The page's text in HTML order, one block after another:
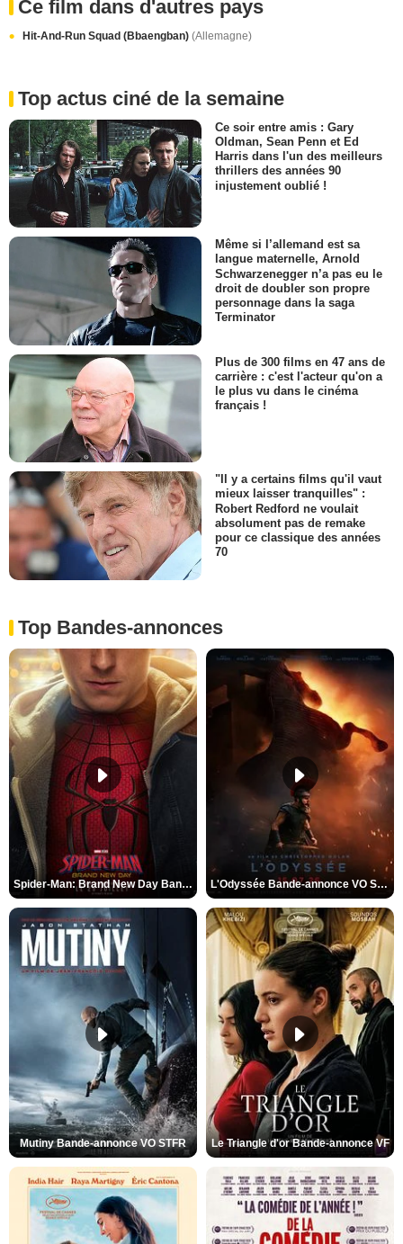
Ce film dans d'autres pays
Hit-And-Run Squad (Bbaengban) (Allemagne)
Top actus ciné de la semaine
Ce soir entre amis : Gary
Oldman, Sean Penn et Ed
Harris dans l'un des meilleurs
thrillers des années 90
injustement oublié !
Même si l’allemand est sa
langue maternelle, Arnold
Schwarzenegger n’a pas eu le
droit de doubler son propre
personnage dans la saga
Terminator
Plus de 300 films en 47 ans de
carrière : c'est l'acteur qu'on a
le plus vu dans le cinéma
français !
"Il y a certains films qu'il vaut
mieux laisser tranquilles" :
Robert Redford ne voulait
absolument pas de remake
pour ce classique des années
70
Top Bandes-annonces
Spider-Man: Brand New Day Bande-annonce VO STFR L'Odyssée Bande-annonce VO STFR
Mutiny Bande-annonce VO STFR Le Triangle d'or Bande-annonce VF